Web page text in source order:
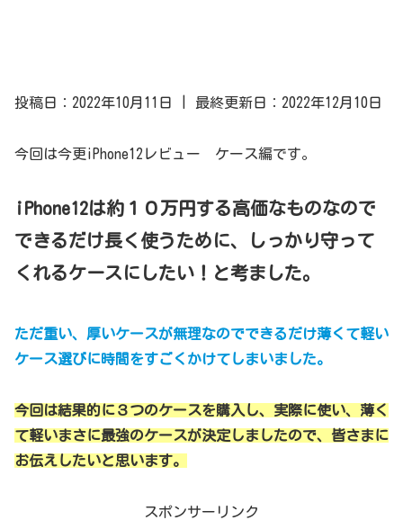
投稿日：2022年10月11日 | 最終更新日：2022年12月10日
今回は今更iPhone12レビュー ケース編です。
i Phone12は約１０万円する高価なものなので
できるだけ長く使うために、しっかり守って
くれるケースにしたい！と考ました。
ただ重い、厚いケースが無理なのでできるだけ薄くて軽い
ケース選びに時間をすごくかけてしまいました。
今回は結果的に３つのケースを購入し、実際に使い、薄く
て軽いまさに最強のケースが決定しましたので、皆さまに
お伝えしたいと思います。
スポンサーリンク